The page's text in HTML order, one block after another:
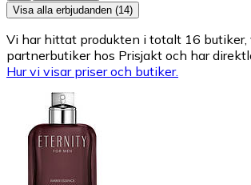
Visa alla erbjudanden (14)
Vi har hittat produkten i totalt 16 butiker,
partnerbutiker hos Prisjakt och har
Hur vi visar priser och butiker.